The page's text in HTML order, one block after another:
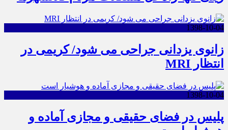
1398-10-04
زانوی یزدانی جراحی می شود/ کریمی در
انتظار MRI
1398-10-04
پلیس در فضای حقیقی و مجازی آماده و